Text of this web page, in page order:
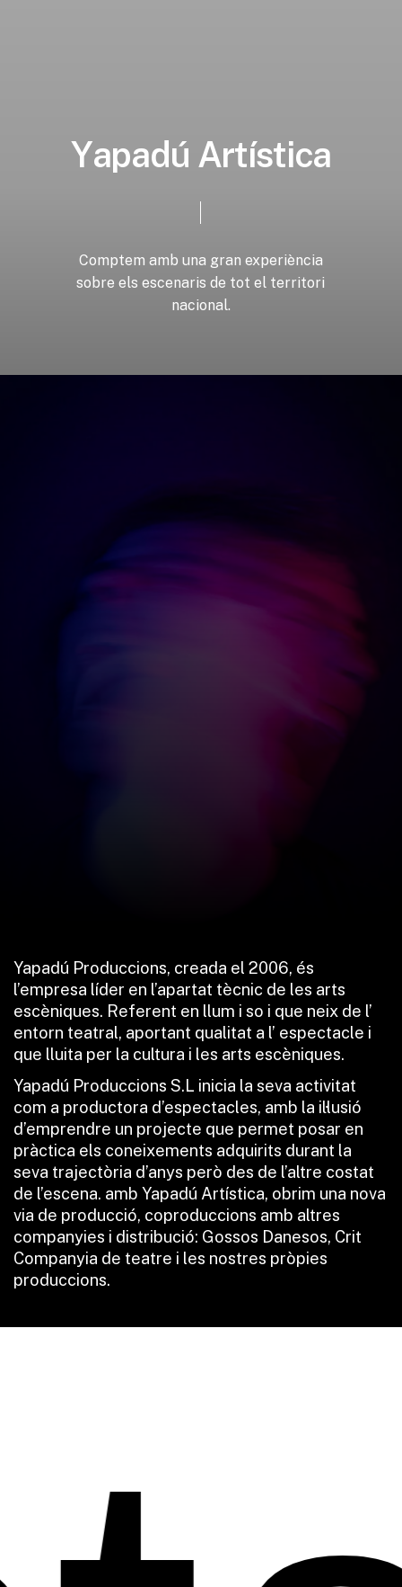
Yapadú Artística
Comptem amb una gran experiència
sobre els escenaris de tot el territori
nacional.
Yapadú Produccions, creada el 2006, és
l’empresa líder en l’apartat tècnic de les arts
escèniques. Referent en llum i so i que neix de l’
entorn teatral, aportant qualitat a l’ espectacle i
que lluita per la cultura i les arts escèniques.
Yapadú Produccions S.L inicia la seva activitat
com a productora d’espectacles, amb la il·lusió
d’emprendre un projecte que permet posar en
pràctica els coneixements adquirits durant la
seva trajectòria d’anys però des de l’altre costat
de l’escena. amb Yapadú Artística, obrim una nova
via de producció, coproduccions amb altres
companyies i distribució: Gossos Danesos, Crit
Companyia de teatre i les nostres pròpies
produccions.